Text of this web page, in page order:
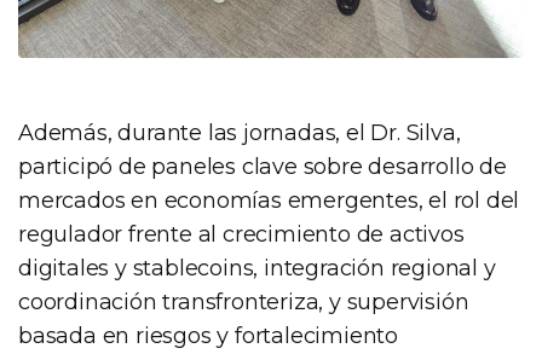
Además, durante las jornadas, el Dr. Silva,
participó de paneles clave sobre desarrollo de
mercados en economías emergentes, el rol del
regulador frente al crecimiento de activos
digitales y stablecoins, integración regional y
coordinación transfronteriza, y supervisión
basada en riesgos y fortalecimiento